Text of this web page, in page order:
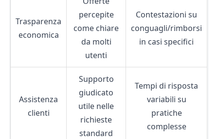
Trasparenza
economica
percepite
come chiare
da molti
utenti
Contestazioni su
conguagli/rimborsi
in casi specifici
Assistenza
clienti
Supporto
giudicato
utile nelle
richieste
standard
Tempi di risposta
variabili su
pratiche
complesse